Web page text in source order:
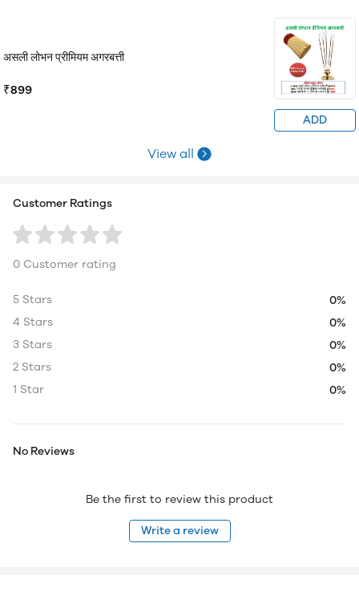
असली लोभन प्रीमियम अगरबत्ती
₹899
ADD
View all
Customer Ratings
0 Customer rating
5 Stars
0%
4 Stars
0%
3 Stars
0%
2 Stars
0%
1 Star
0%
No Reviews
Be the first to review this product
Write a review